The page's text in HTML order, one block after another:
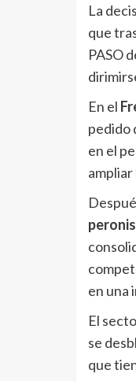
La
que
PASO
En el
pedido
en el
en una
El
se
que